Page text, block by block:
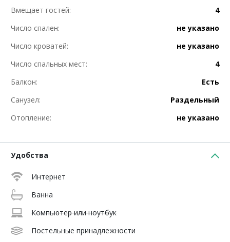
Вмещает гостей:
4
Число спален:
не указано
Число кроватей:
не указано
Число спальных мест:
4
Балкон:
Есть
Санузел:
Раздельный
Отопление:
не указано
Удобства
Интернет
Ванна
Компьютер или ноутбук
Постельные принадлежности